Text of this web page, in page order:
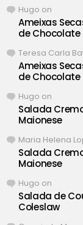
Hugo on
Ameixas
de
Teresa Carla
Ameixas
de
Hugo on
Salada
Maionese
Maria Helena
Salada
Maionese
Hugo on
Salada de
Coleslaw